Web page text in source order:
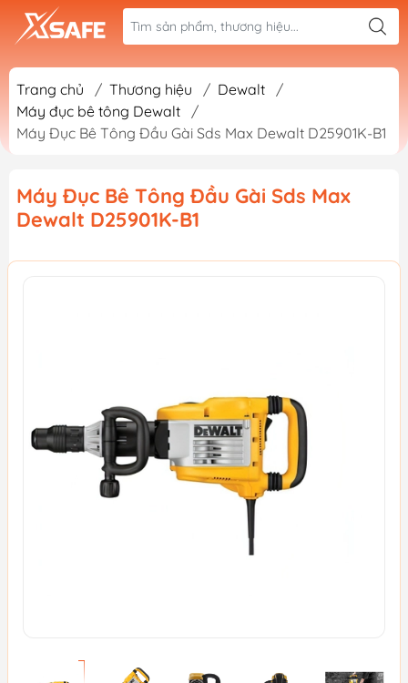
Trang chủ / Thương hiệu / Dewalt
/
Máy đục bê tông Dewalt
/
Máy Đục Bê Tông Đầu Gài Sds Max Dewalt D25901K-B1
Máy Đục Bê Tông Đầu Gài Sds Max
Dewalt D25901K-B1